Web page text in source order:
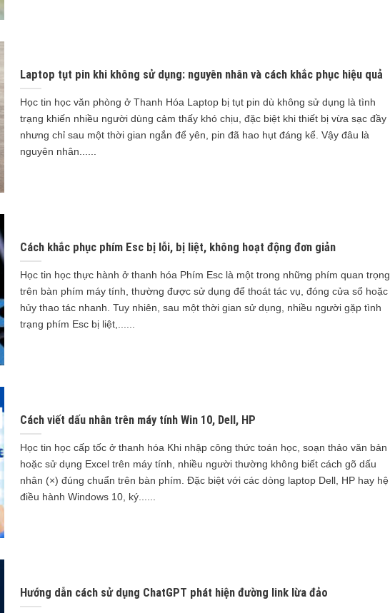
Laptop tụt pin khi không sử dụng: nguyên nhân và cách khắc phục hiệu quả
Học tin học văn phòng ở Thanh Hóa Laptop bị tụt pin dù không sử dụng là tình
trạng khiến nhiều người dùng cảm thấy khó chịu, đặc biệt khi thiết bị vừa sạc đầy
nhưng chỉ sau một thời gian ngắn để yên, pin đã hao hụt đáng kể. Vậy đâu là
nguyên nhân......
Cách khắc phục phím Esc bị lỗi, bị liệt, không hoạt động đơn giản
Học tin học thực hành ở thanh hóa Phím Esc là một trong những phím quan trọng
trên bàn phím máy tính, thường được sử dụng để thoát tác vụ, đóng cửa sổ hoặc
hủy thao tác nhanh. Tuy nhiên, sau một thời gian sử dụng, nhiều người gặp tình
trạng phím Esc bị liệt,......
Cách viết dấu nhân trên máy tính Win 10, Dell, HP
Học tin học cấp tốc ở thanh hóa Khi nhập công thức toán học, soạn thảo văn bản
hoặc sử dụng Excel trên máy tính, nhiều người thường không biết cách gõ dấu
nhân (×) đúng chuẩn trên bàn phím. Đặc biệt với các dòng laptop Dell, HP hay hệ
điều hành Windows 10, ký......
Hướng dẫn cách sử dụng ChatGPT phát hiện đường link lừa đảo